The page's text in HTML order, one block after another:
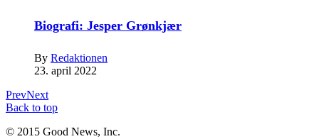
Biografi: Jesper Grønkjær
By Redaktionen
23. april 2022
PrevNext
Back to top
© 2015 Good News, Inc.